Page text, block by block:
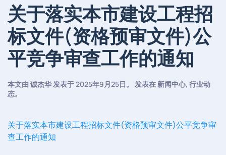
关于落实本市建设工程招
标文件(资格预审文件)公
平竞争审查工作的通知
本文由 诚杰华发表于2025年9月25日。 发表在新闻中心, 行业动
态。
关于落实本市建设工程招标文件(资格预审文件)公平竞争审
查工作的通知